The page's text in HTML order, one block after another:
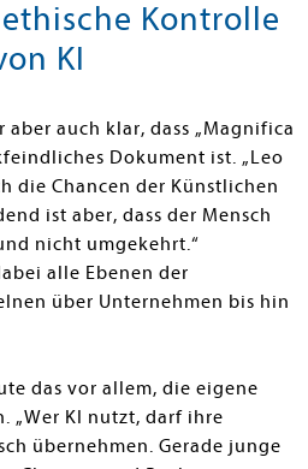
Kontrolle
KI
auch klar, dass „Magnifica
Dokument ist. „Leo
die Chancen der Künstlichen
ist aber, dass der Mensch
nicht umgekehrt.“
alle Ebenen der
über Unternehmen bis hin
das vor allem, die eigene
„Wer KI nutzt, darf ihre
übernehmen. Gerade junge